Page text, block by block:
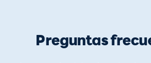
Preguntas